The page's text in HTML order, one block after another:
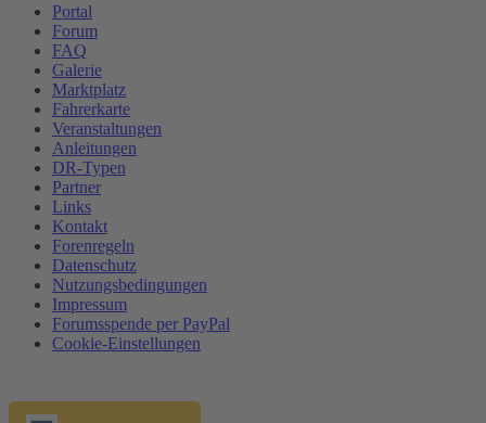
Portal
Forum
FAQ
Galerie
Marktplatz
Fahrerkarte
Veranstaltungen
Anleitungen
DR-Typen
Partner
Links
Kontakt
Forenregeln
Datenschutz
Nutzungsbedingungen
Impressum
Forumsspende per PayPal
Cookie-Einstellungen